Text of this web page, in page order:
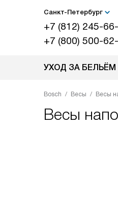
Санкт-Петербург
+7 (812) 245-
+7 (800) 500-
УХОД ЗА БЕЛЬЁМ
Bosch Весы Весы
Весы